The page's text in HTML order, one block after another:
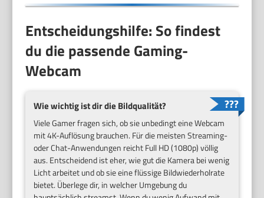
Entscheidungshilfe: So findest
du die passende Gaming-
Webcam
Wie wichtig ist dir die Bildqualität?
Viele Gamer fragen sich, ob sie unbedingt eine Webcam
mit 4K-Auflösung brauchen. Für die meisten Streaming-
oder Chat-Anwendungen reicht Full HD (1080p) völlig
aus. Entscheidend ist eher, wie gut die Kamera bei wenig
Licht arbeitet und ob sie eine flüssige Bildwiederholrate
bietet. Überlege dir, in welcher Umgebung du